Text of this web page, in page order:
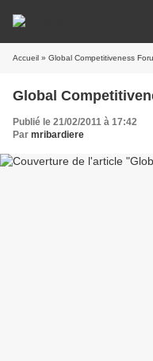
Accueil » Global Competitiveness
Global
Publié le 21/02/2011 à 17:42
Par mribardiere